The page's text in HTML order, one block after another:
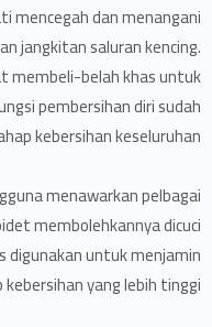
mencegah dan menangani
jangkitan saluran kencing.
membeli-belah khas untuk
pembersihan diri sudah
kebersihan keseluruhan.
menawarkan pelbagai
membolehkannya dicuci
digunakan untuk menjamin
yang lebih tinggi.